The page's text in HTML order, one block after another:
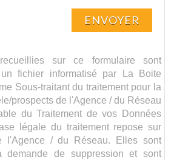
ENVOYER
sur ce formulaire sont
fichier informatisé par La Boite
Sous-traitant du traitement pour la
prospects de l'Agence / du Réseau
du Traitement de vos Données
légale du traitement repose sur
l'Agence / du Réseau. Elles sont
demande de suppression et sont